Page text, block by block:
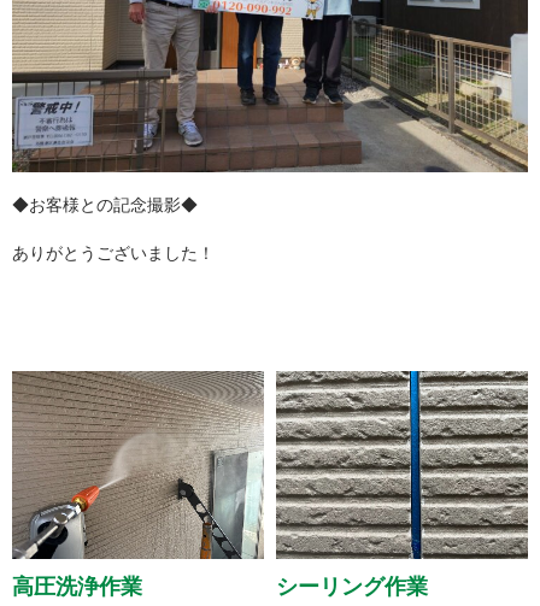
◆お客様との記念撮影◆
ありがとうございました！
高圧洗浄作業 シーリング作業